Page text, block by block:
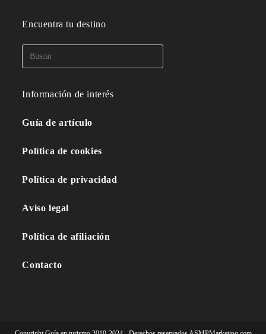
Encuentra tu destino
Información de interés
Guía de artículo
Política de cookies
Política de privacidad
Aviso legal
Política de afiliación
Contacto